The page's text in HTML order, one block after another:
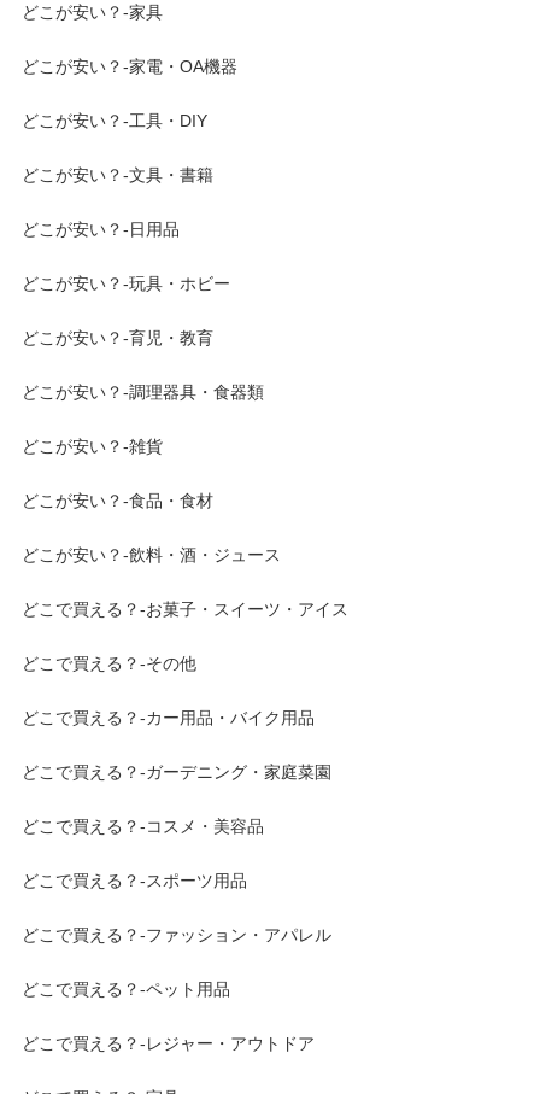
どこが安い？-家具
どこが安い？-家電・OA機器
どこが安い？-工具・DIY
どこが安い？-文具・書籍
どこが安い？-日用品
どこが安い？-玩具・ホビー
どこが安い？-育児・教育
どこが安い？-調理器具・食器類
どこが安い？-雑貨
どこが安い？-食品・食材
どこが安い？-飲料・酒・ジュース
どこで買える？-お菓子・スイーツ・アイス
どこで買える？-その他
どこで買える？-カー用品・バイク用品
どこで買える？-ガーデニング・家庭菜園
どこで買える？-コスメ・美容品
どこで買える？-スポーツ用品
どこで買える？-ファッション・アパレル
どこで買える？-ペット用品
どこで買える？-レジャー・アウトドア